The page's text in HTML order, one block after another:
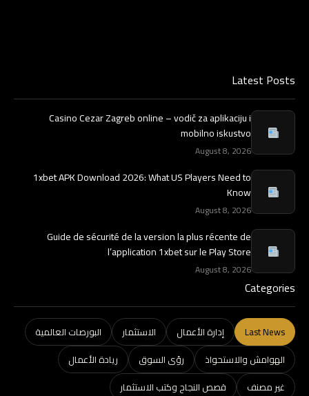
Latest Posts
Casino Cezar Zagreb online – vodič za aplikaciju i
mobilno iskustvo
August 8, 2026
1xbet APK Download 2026: What US Players Need to
Know
August 8, 2026
Guide de sécurité de la version la plus récente de
l’application 1xbet sur le Play Store
August 8, 2026
Categories
Last News إدارة الأعمال الاستثمار
البورصات العالمية
الهوامش والاستحواذ
رؤى السوق
ريادة الأعمال
غير مصنف
قصص النجاح وكتب الاستثمار